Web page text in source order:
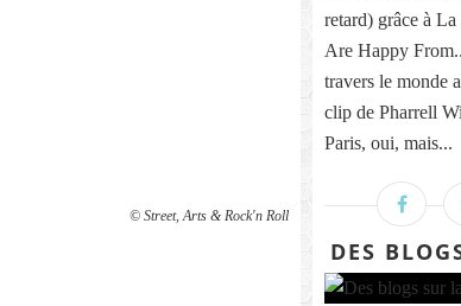
© Street, Arts & Rock'n Roll
retard) grâce à
Are Happy
travers le monde
clip de Pharrell
Paris, oui, mais...
DES